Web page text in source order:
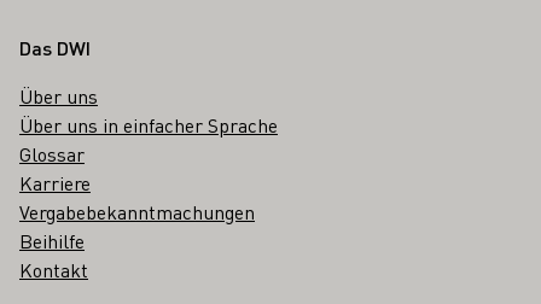
Fußbereich
Das DWI
Über uns
Über uns in einfacher Sprache
Glossar
Karriere
Vergabebekanntmachungen
Beihilfe
Kontakt